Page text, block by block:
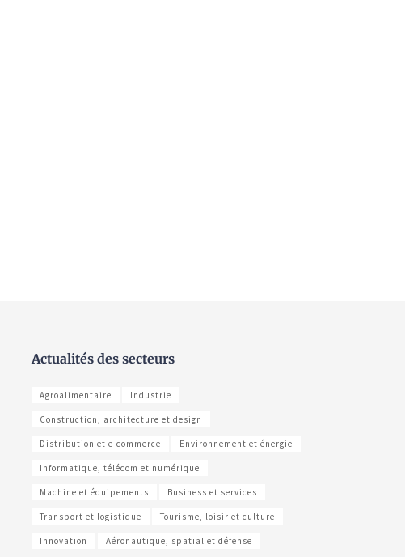
Actualités des secteurs
Agroalimentaire Industrie
Construction, architecture et design
Distribution et e-commerce Environnement et énergie
Informatique, télécom et numérique
Machine et équipements Business et services
Transport et logistique Tourisme, loisir et culture
Innovation Aéronautique, spatial et défense